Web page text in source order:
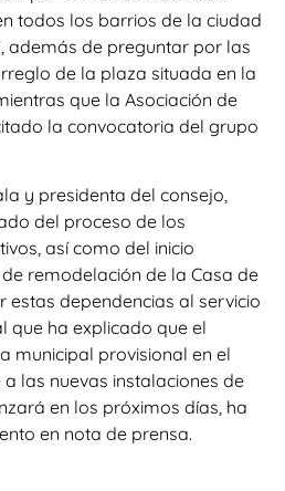
todos los barrios de la ciudad
además de preguntar por las
de la plaza situada en la
que la Asociación de
la convocatoria del grupo
y presidenta del consejo,
del proceso de los
así como del inicio
remodelación de la Casa de
dependencias al servicio
que ha explicado que el
municipal provisional en el
las nuevas instalaciones de
en los próximos días, ha
en nota de prensa.